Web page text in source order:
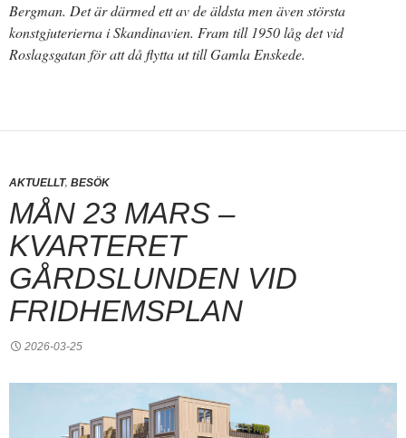
Bergman. Det är därmed ett av de äldsta men även största
konstgjuterierna i Skandinavien. Fram till 1950 låg det vid
Roslagsgatan för att då flytta ut till Gamla Enskede.
AKTUELLT, BESÖK
MÅN 23 MARS –
KVARTERET
GÅRDSLUNDEN VID
FRIDHEMSPLAN
2026-03-25